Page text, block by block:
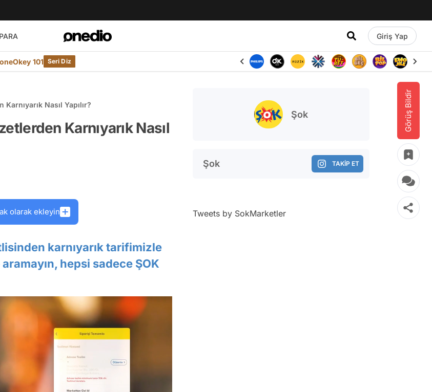
PARA Giriş Yap
101 Seri Diz
Görüş Bildir
Nasıl Yapılır?
Karnıyarık Nasıl
olarak ekleyin
karnıyarık tarifimizle
hepsi sadece ŞOK
Şok
Şok TAKİP ET
Tweets by SokMarketler